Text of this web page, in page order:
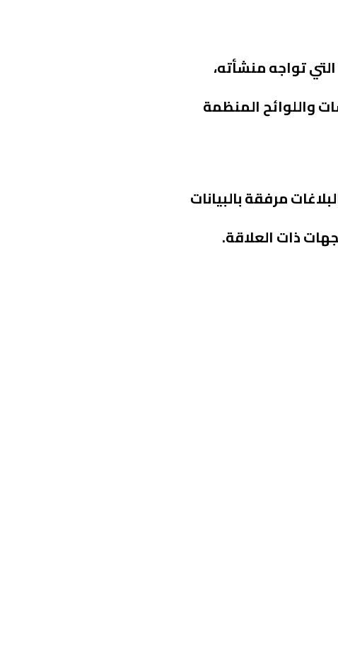
تواجه منشأته،
واللوائح المنظمة
مرفقة بالبيانات
ذات العلاقة.